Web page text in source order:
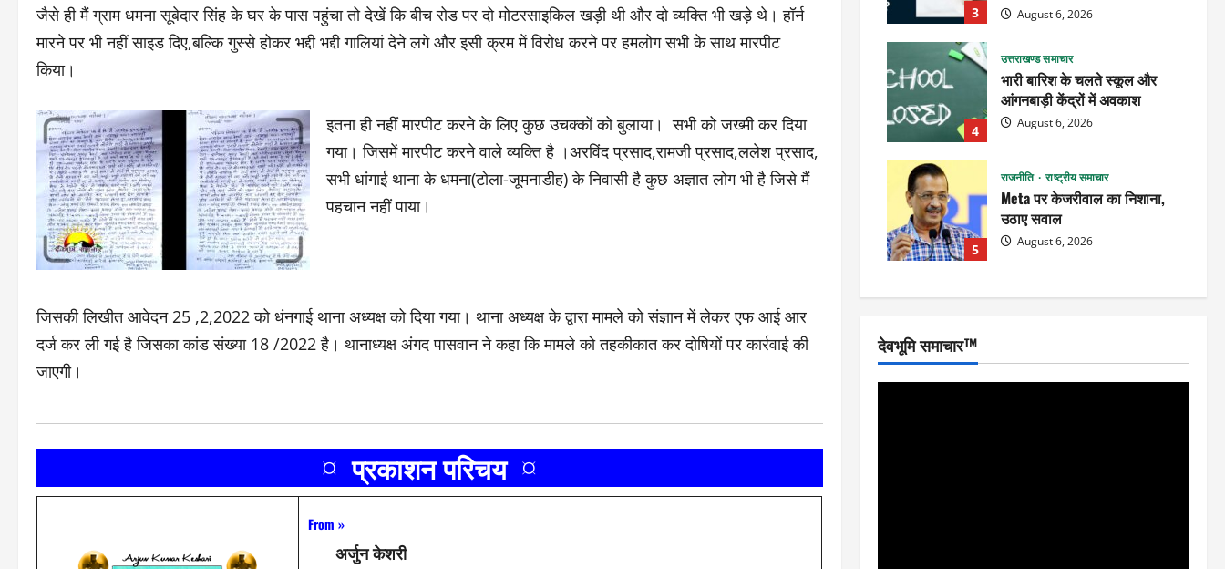
जैसे ही मैं ग्राम धमना सूबेदार सिंह के घर के पास पहुंचा तो देखें कि बीच रोड पर दो मोटरसाइकिल खड़ी थी और दो व्यक्ति भी खड़े थे। हॉर्न
मारने पर भी नहीं साइड दिए,बल्कि गुस्से होकर भद्दी भद्दी गालियां देने लगे और इसी क्रम में विरोध करने पर हमलोग सभी के साथ मारपीट
किया।
इतना ही नहीं मारपीट करने के लिए कुछ उचक्कों को बुलाया। सभी को जख्मी कर दिया
गया। जिसमें मारपीट करने वाले व्यक्ति है ।अरविंद प्रसाद,रामजी प्रसाद,ललेश प्रसाद,
सभी धांगाई थाना के धमना(टोला-जूमनाडीह) के निवासी है कुछ अज्ञात लोग भी है जिसे मैं
पहचान नहीं पाया।
जिसकी लिखीत आवेदन 25 ,2,2022 को धंनगाई थाना अध्यक्ष को दिया गया। थाना अध्यक्ष के द्वारा मामले को संज्ञान में लेकर एफ आई आर
दर्ज कर ली गई है जिसका कांड संख्या 18 /2022 है। थानाध्यक्ष अंगद पासवान ने कहा कि मामले को तहकीकात कर दोषियों पर कार्रवाई की
जाएगी।
¤ प्रकाशन परिचय ¤
From »
अर्जुन केशरी
3 August 6, 2026
4
उत्तराखण्ड समाचार
भारी बारिश के चलते स्कूल और
आंगनबाड़ी केंद्रों में अवकाश
August 6, 2026
5
राजनीति राष्ट्रीय समाचार
Meta पर केजरीवाल का निशाना,
उठाए सवाल
August 6, 2026
देवभूमि समाचार™